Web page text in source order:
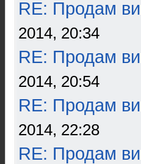
RE: Продам
2014, 20:34
RE: Продам
2014, 20:54
RE: Продам
2014, 22:28
RE: Продам